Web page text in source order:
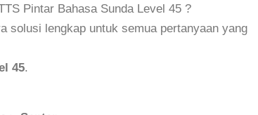
Pintar Bahasa Sunda Level 45 ?
solusi lengkap untuk semua pertanyaan yang
45.